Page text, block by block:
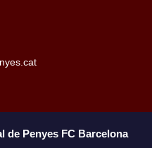
de Penyes FC Barcelona